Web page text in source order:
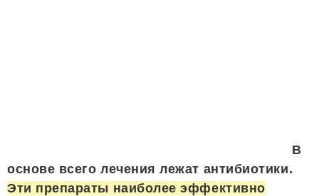
В
основе всего лечения лежат антибиотики.
Эти препараты наиболее эффективно